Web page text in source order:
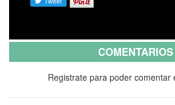
COMENTARIOS
Registrate para poder comentar